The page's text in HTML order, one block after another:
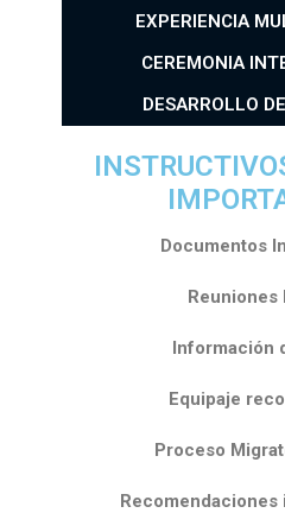
EXPERIENCIA
CEREMONIA
DESARROLLO
Documentos
Reuniones
Información
Equipaje
Proceso